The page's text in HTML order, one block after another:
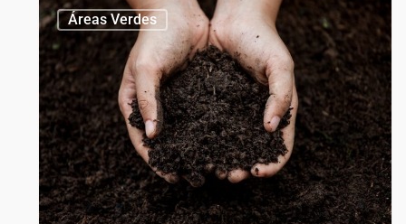
Áreas Verdes
1